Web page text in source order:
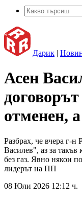
Дарик |
Асен
отменен,
Разбрах, че вчера г-н
Василев", аз за такъв
без газ. Явно някои
лидерът на ПП
08 Юли 2026 12:12 ч.